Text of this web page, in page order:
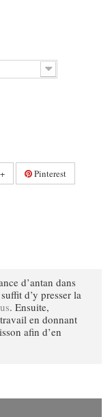
Pinterest
d’antan dans
d’y presser la
. Ensuite,
en donnant
afin d’en